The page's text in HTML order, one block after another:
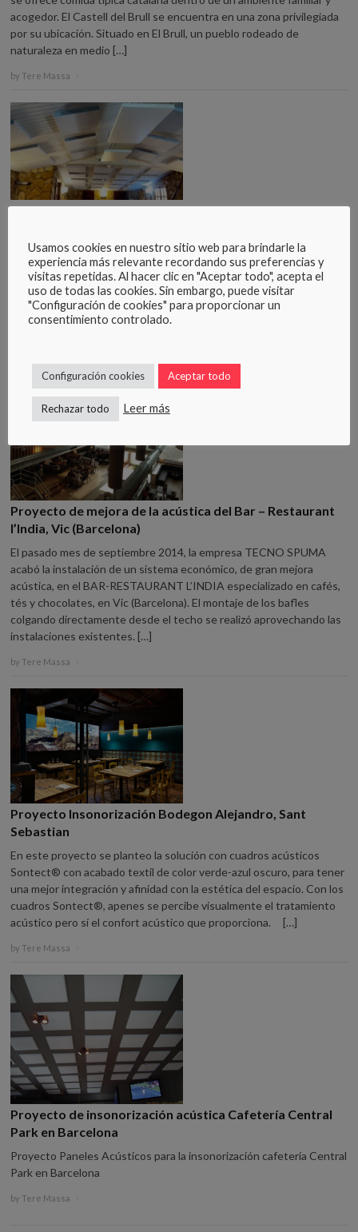
acogedor. El Castell del Brull se encuentra en una zona privilegiada
por su ubicación. Situado en El Brull, un pueblo rodeado de
naturaleza en medio […]
by Tere Massa
Proyecto de aislamiento acústico para el Restaurante
El acogedor restaurante Cal Forner de Collsuspina en la provincia
de Barcelona decidió contactarnos para realizar un proyecto
Sontect y así remodelar su local y sobre todo mejorar el aislamiento
acústico del restaurante. Doble reto para nuestro equipo de Tecno
Spuma que se puso manos a la obra nada más […]
Proyecto de mejora de la acústica del Bar – Restaurant
l’India, Vic (Barcelona)
El pasado mes de septiembre 2014, la empresa TECNO SPUMA
acabó la instalación de un sistema económico, de gran mejora
acústica, en el BAR-RESTAURANT L’INDIA especializado en cafés,
tés y chocolates, en Vic (Barcelona). El montaje de los bafles
colgando directamente desde el techo se realizó aprovechando las
instalaciones existentes. […]
by Tere Massa
Proyecto Insonorización Bodegon Alejandro, Sant
Sebastian
En este proyecto se planteo la solución con cuadros acústicos
Sontect® con acabado textil de color verde-azul oscuro, para tener
una mejor integración y afinidad con la estética del espacio. Con los
cuadros Sontect®, apenes se percibe visualmente el tratamiento
acústico pero sí el confort acústico que proporciona. […]
by Tere Massa
Proyecto de insonorización acústica Cafetería Central
Park en Barcelona
Proyecto Paneles Acústicos para la insonorización cafetería Central
Park en Barcelona
by Tere Massa
Usamos cookies en nuestro sitio web para brindarle la
experiencia más relevante recordando sus preferencias y
visitas repetidas. Al hacer clic en "Aceptar todo", acepta el
uso de todas las cookies. Sin embargo, puede visitar
"Configuración de cookies" para proporcionar un
consentimiento controlado.
Configuración cookies Aceptar todo
Rechazar todo Leer más